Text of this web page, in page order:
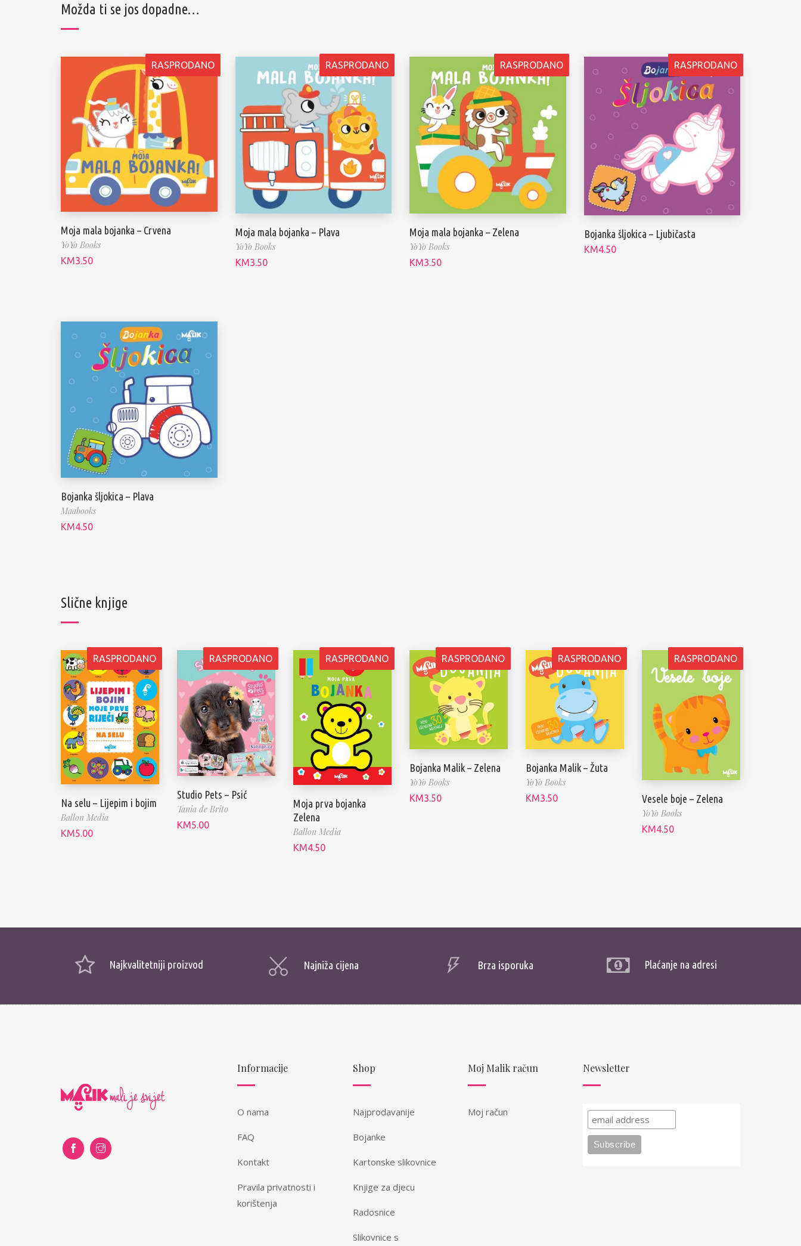
Možda ti se jos dopadne…
RASPRODANO
Moja mala bojanka – Crvena
YoYo Books
KM3.50
RASPRODANO
Moja mala bojanka – Plava
YoYo Books
KM3.50
RASPRODANO
Moja mala bojanka – Zelena
YoYo Books
KM3.50
RASPRODANO
Bojanka šljokica – Ljubičasta
KM4.50
Bojanka šljokica – Plava
Maabooks
KM4.50
Slične knjige
RASPRODANO
Na selu – Lijepim i bojim
Ballon Media
KM5.00
RASPRODANO
Studio Pets – Psić
Tania de Brito
KM5.00
RASPRODANO
Moja prva bojanka
Zelena
Ballon Media
KM4.50
RASPRODANO
Bojanka Malik – Zelena
YoYo Books
KM3.50
RASPRODANO
Bojanka Malik – Žuta
YoYo Books
KM3.50
RASPRODANO
Vesele boje – Zelena
YoYo Books
KM4.50
Najkvalitetniji proizvod Najniža cijena Brza isporuka Plaćanje na adresi
Informacije
O nama
FAQ
Kontakt
Pravila privatnosti i
korištenja
Shop
Najprodavanije
Bojanke
Kartonske slikovnice
Knjige za djecu
Radosnice
Slikovnice s
Moj Malik račun
Moj račun
Newsletter